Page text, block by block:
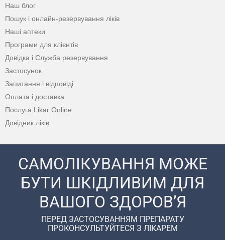
Наш блог
Пошук і онлайн-резервування ліків
Наші аптеки
Програми для клієнтів
Довідка і Служба резервування
Застосунок
Запитання і відповіді
Оплата і доставка
Послуга Likar Online
Довідник ліків
САМОЛІКУВАННЯ МОЖЕ
БУТИ ШКІДЛИВИМ ДЛЯ
ВАШОГО ЗДОРОВ’Я
ПЕРЕД ЗАСТОСУВАННЯМ ПРЕПАРАТУ
ПРОКОНСУЛЬТУЙТЕСЯ З ЛІКАРЕМ